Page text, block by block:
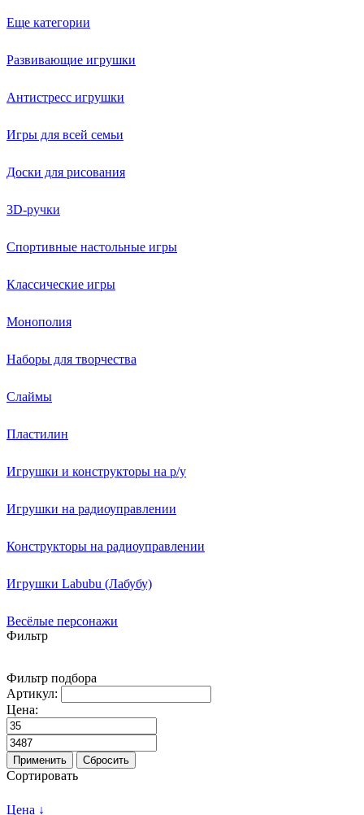
Еще категории
Развивающие игрушки
Антистресс игрушки
Игры для всей семьи
Доски для рисования
3D-ручки
Спортивные настольные игры
Классические игры
Монополия
Наборы для творчества
Слаймы
Пластилин
Игрушки и конструкторы на р/у
Игрушки на радиоуправлении
Конструкторы на радиоуправлении
Игрушки Labubu (Лабубу)
Весёлые персонажи
Фильтр
Фильтр подбора
Артикул:
Цена:
Применить Сбросить
Сортировать
Цена ↓